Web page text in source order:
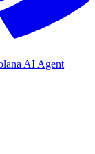
AI Agent